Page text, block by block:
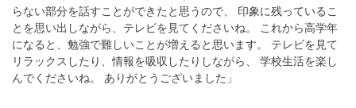
らない部分を話すことができたと思うので、 印象に残っているこ
とを思い出しながら、テレビを見てくださいね。 これから高学年
になると、勉強で難しいことが増えると思います。 テレビを見て
リラックスしたり、情報を吸収したりしながら、 学校生活を楽し
んでくださいね。 ありがとうございました」